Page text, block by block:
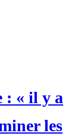
: « il y a
les